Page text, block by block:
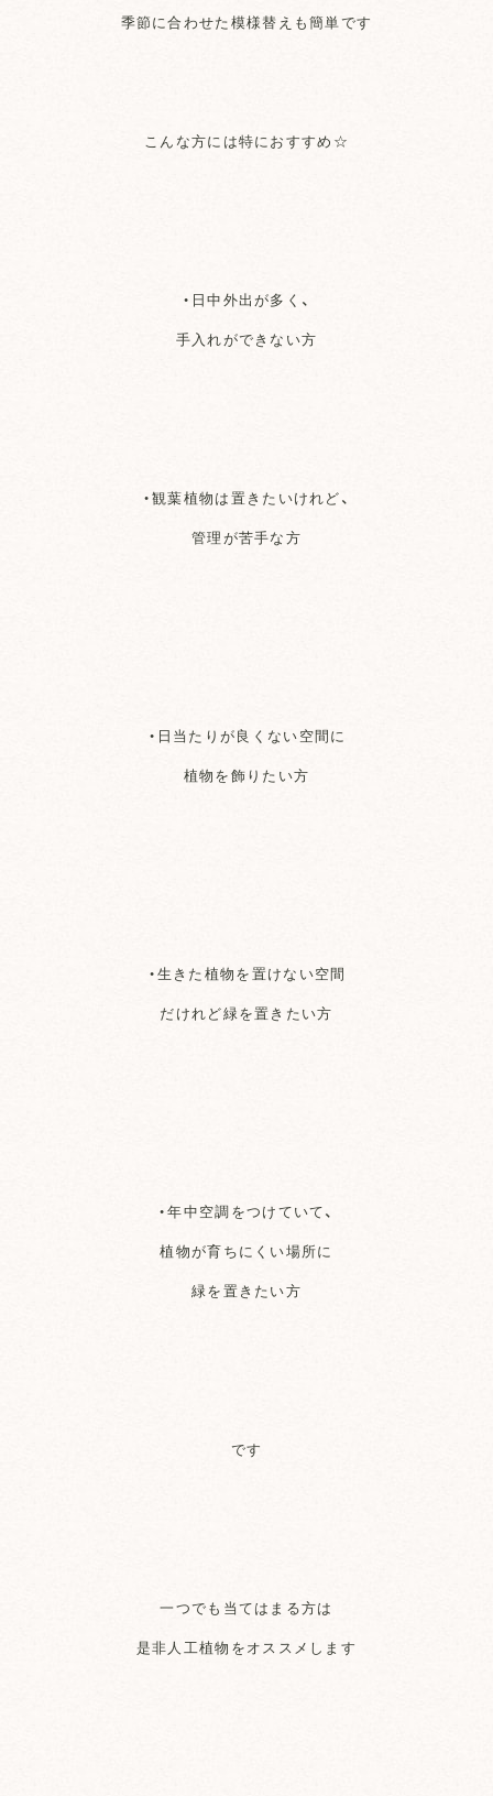
季節に合わせた模様替えも簡単です
こんな方には特におすすめ☆
・日中外出が多く、
手入れができない方
・観葉植物は置きたいけれど、
管理が苦手な方
・日当たりが良くない空間に
植物を飾りたい方
・生きた植物を置けない空間
だけれど緑を置きたい方
・年中空調をつけていて、
植物が育ちにくい場所に
緑を置きたい方
です
一つでも当てはまる方は
是非人工植物をオススメします